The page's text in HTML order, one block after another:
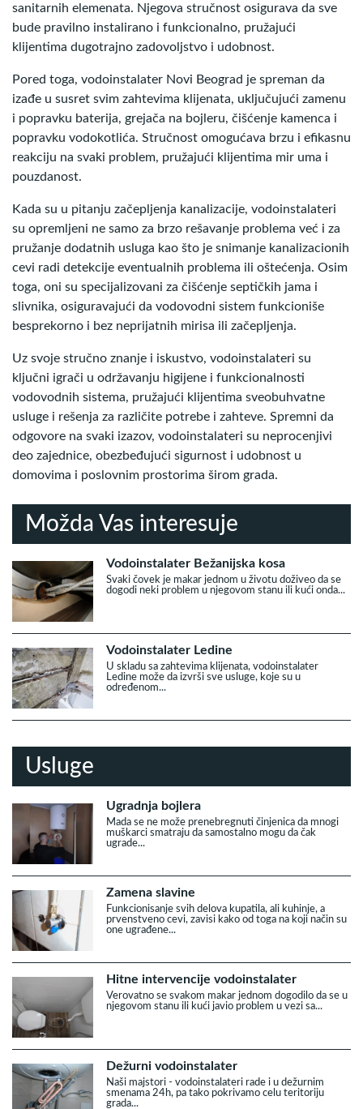
sanitarnih elemenata. Njegova stručnost osigurava da sve
bude pravilno instalirano i funkcionalno, pružajući
klijentima dugotrajno zadovoljstvo i udobnost.
Pored toga, vodoinstalater Novi Beograd je spreman da
izađe u susret svim zahtevima klijenata, uključujući zamenu
i popravku baterija, grejača na bojleru, čišćenje kamenca i
popravku vodokotlića. Stručnost omogućava brzu i efikasnu
reakciju na svaki problem, pružajući klijentima mir uma i
pouzdanost.
Kada su u pitanju začepljenja kanalizacije, vodoinstalateri
su opremljeni ne samo za brzo rešavanje problema već i za
pružanje dodatnih usluga kao što je snimanje kanalizacionih
cevi radi detekcije eventualnih problema ili oštećenja. Osim
toga, oni su specijalizovani za čišćenje septičkih jama i
slivnika, osiguravajući da vodovodni sistem funkcioniše
besprekorno i bez neprijatnih mirisa ili začepljenja.
Uz svoje stručno znanje i iskustvo, vodoinstalateri su
ključni igrači u održavanju higijene i funkcionalnosti
vodovodnih sistema, pružajući klijentima sveobuhvatne
usluge i rešenja za različite potrebe i zahteve. Spremni da
odgovore na svaki izazov, vodoinstalateri su neprocenjivi
deo zajednice, obezbeđujući sigurnost i udobnost u
domovima i poslovnim prostorima širom grada.
Možda Vas interesuje
Vodoinstalater Bežanijska kosa
Svaki čovek je makar jednom u životu doživeo da se
dogodi neki problem u njegovom stanu ili kući onda...
Vodoinstalater Ledine
U skladu sa zahtevima klijenata, vodoinstalater
Ledine može da izvrši sve usluge, koje su u
određenom...
Usluge
Ugradnja bojlera
Mada se ne može prenebregnuti činjenica da mnogi
muškarci smatraju da samostalno mogu da čak
ugrade...
Zamena slavine
Funkcionisanje svih delova kupatila, ali kuhinje, a
prvenstveno cevi, zavisi kako od toga na koji način su
one ugrađene...
Hitne intervencije vodoinstalater
Verovatno se svakom makar jednom dogodilo da se u
njegovom stanu ili kući javio problem u vezi sa...
Dežurni vodoinstalater
Naši majstori - vodoinstalateri rade i u dežurnim
smenama 24h, pa tako pokrivamo celu teritoriju
grada...